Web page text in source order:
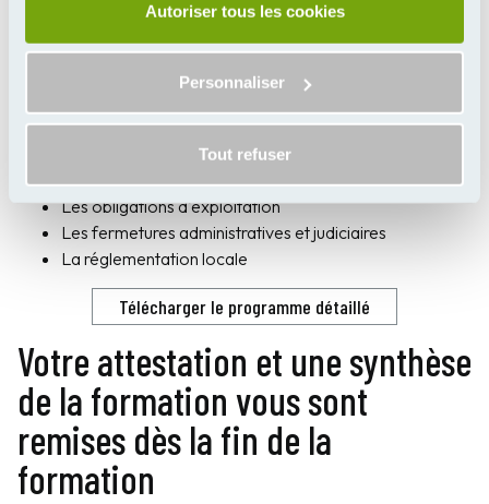
Autoriser tous les cookies
Personnaliser
Tout refuser
Programme du Permis
d'ExploitationExpert ou
Renouvellement
Le cadre législatif et réglementaire
Les conditions d'ouverture d'un débit de boissons
Les obligations d'exploitation
Les fermetures administratives et judiciaires
La réglementation locale
Télécharger le programme détaillé
Votre attestation et une synthèse
de la formation vous sont
remises dès la fin de la
formation